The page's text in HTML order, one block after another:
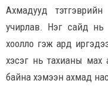
Ахмадууд
учирлав. Нэг сайд нь
хоолло гэж ард
хэсэг нь тахианы мах
байна хэмээн ахмад